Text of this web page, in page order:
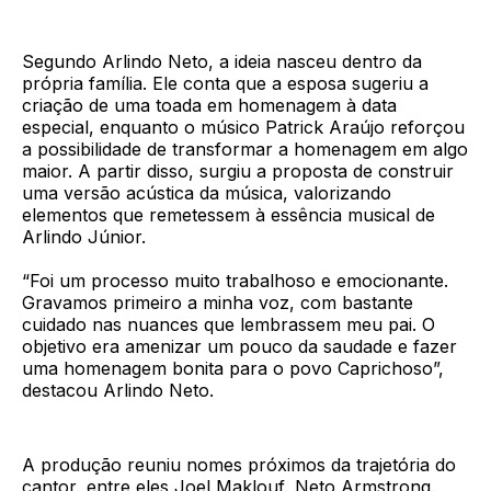
Segundo Arlindo Neto, a ideia nasceu dentro da
própria família. Ele conta que a esposa sugeriu a
criação de uma toada em homenagem à data
especial, enquanto o músico Patrick Araújo reforçou
a possibilidade de transformar a homenagem em algo
maior. A partir disso, surgiu a proposta de construir
uma versão acústica da música, valorizando
elementos que remetessem à essência musical de
Arlindo Júnior.
“Foi um processo muito trabalhoso e emocionante.
Gravamos primeiro a minha voz, com bastante
cuidado nas nuances que lembrassem meu pai. O
objetivo era amenizar um pouco da saudade e fazer
uma homenagem bonita para o povo Caprichoso”,
destacou Arlindo Neto.
A produção reuniu nomes próximos da trajetória do